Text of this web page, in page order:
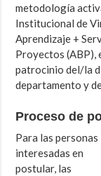
metodología
Institucional de
Aprendizaje +
Proyectos (ABP),
patrocinio del/la
departamento y
Proceso de
Para las personas
interesadas en
postular, las